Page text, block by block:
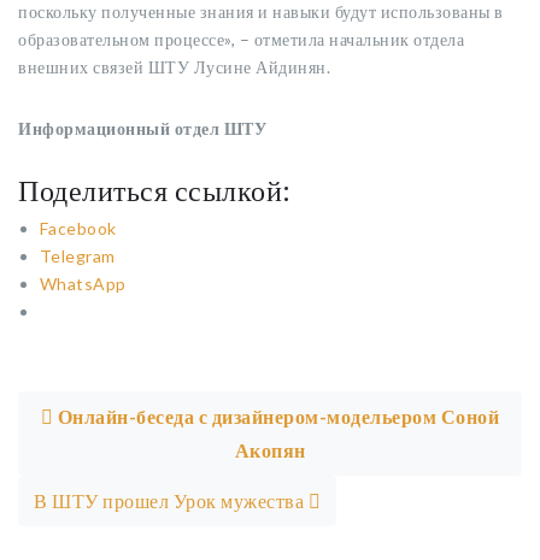
поскольку полученные знания и навыки будут использованы в
образовательном процессе», – отметила начальник отдела
внешних связей ШТУ Лусине Айдинян.
Информационный отдел ШТУ
Поделиться ссылкой:
Facebook
Telegram
WhatsApp
Онлайн-беседа с дизайнером-модельером Соной
Акопян
В ШТУ прошел Урок мужества